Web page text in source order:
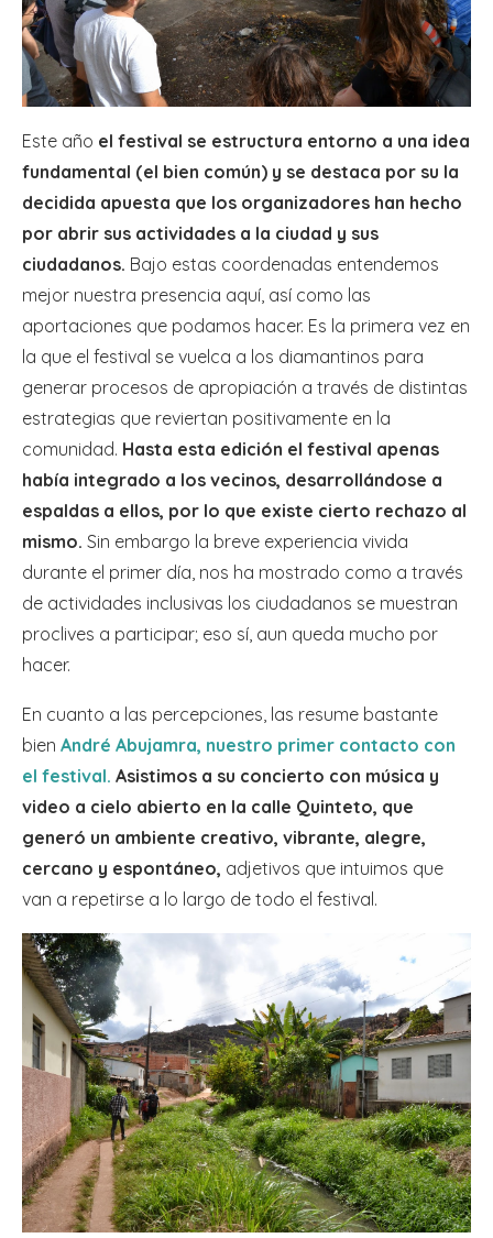
Este año el festival se estructura entorno a una idea
fundamental (el bien común) y se destaca por su la
decidida apuesta que los organizadores han hecho
por abrir sus actividades a la ciudad y sus
ciudadanos. Bajo estas coordenadas entendemos
mejor nuestra presencia aquí, así como las
aportaciones que podamos hacer. Es la primera vez en
la que el festival se vuelca a los diamantinos para
generar procesos de apropiación a través de distintas
estrategias que reviertan positivamente en la
comunidad. Hasta esta edición el festival apenas
había integrado a los vecinos, desarrollándose a
espaldas a ellos, por lo que existe cierto rechazo al
mismo. Sin embargo la breve experiencia vivida
durante el primer día, nos ha mostrado como a través
de actividades inclusivas los ciudadanos se muestran
proclives a participar; eso sí, aun queda mucho por
hacer.
En cuanto a las percepciones, las resume bastante
bien André Abujamra, nuestro primer contacto con
el festival. Asistimos a su concierto con música y
video a cielo abierto en la calle Quinteto, que
generó un ambiente creativo, vibrante, alegre,
cercano y espontáneo, adjetivos que intuimos que
van a repetirse a lo largo de todo el festival.